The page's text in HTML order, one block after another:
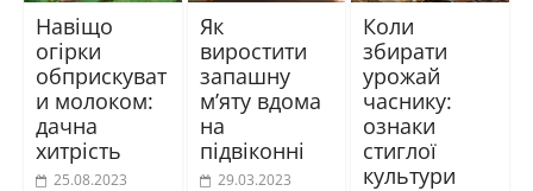
Навіщо
огірки
обприскуват
и молоком:
дачна
хитрість
25.08.2023
Як
виростити
запашну
м’яту вдома
на
підвіконні
29.03.2023
Коли
збирати
урожай
часнику:
ознаки
стиглої
культури